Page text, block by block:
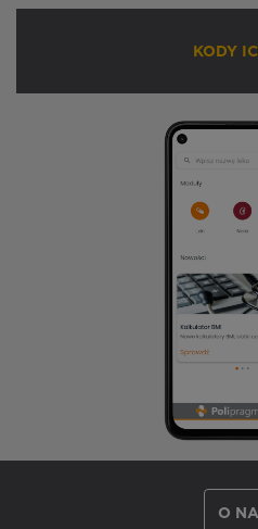
KODY
O